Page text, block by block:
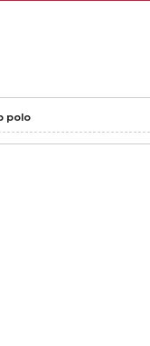
pháp luật
polo